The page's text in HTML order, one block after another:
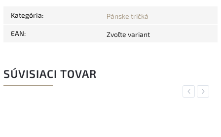
Kategória: Pánske tričká
EAN: Zvoľte variant
SÚVISIACI TOVAR
Previous
Next